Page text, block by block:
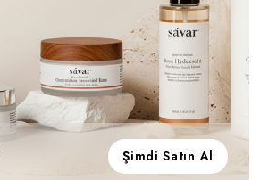
Şimdi Satın Al